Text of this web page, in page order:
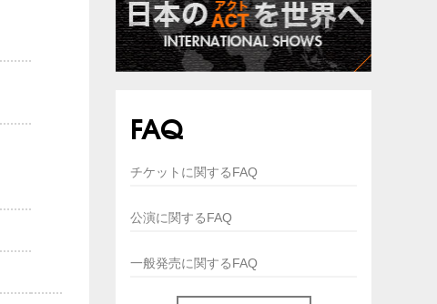
FAQ
チケットに関するFAQ
公演に関するFAQ
一般発売に関するFAQ